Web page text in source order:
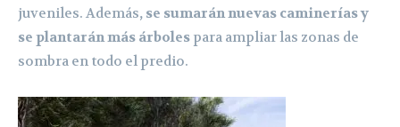
juveniles. Además, se sumarán nuevas caminerías y
se plantarán más árboles para ampliar las zonas de
sombra en todo el predio.